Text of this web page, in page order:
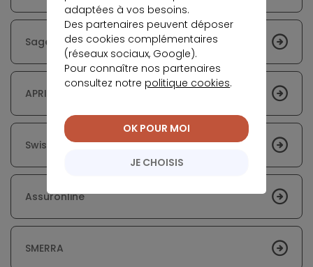
Sagesse Assurances
APRIL
Swiss Life
Assuronline
SMERRA
adaptées à vos besoins.
Des partenaires peuvent déposer
des cookies complémentaires
(réseaux sociaux, Google).
Pour connaître nos partenaires
consultez notre politique cookies.
JE CHOISIS
OK POUR MOI